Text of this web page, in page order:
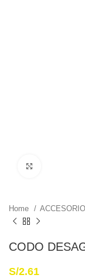
Home
CODO
S/2.61